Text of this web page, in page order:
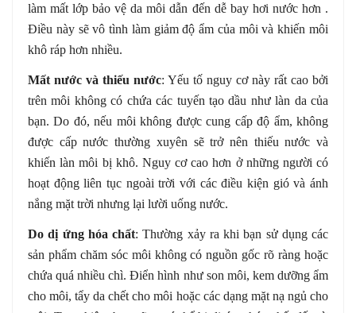
làm mất lớp bảo vệ da môi dẫn đến dễ bay hơi nước hơn .
Điều này sẽ vô tình làm giảm độ ẩm của môi và khiến môi
khô ráp hơn nhiều.
Mất nước và thiếu nước: Yếu tố nguy cơ này rất cao bởi
trên môi không có chứa các tuyến tạo dầu như làn da của
bạn. Do đó, nếu môi không được cung cấp độ ẩm, không
được cấp nước thường xuyên sẽ trở nên thiếu nước và
khiến làn môi bị khô. Nguy cơ cao hơn ở những người có
hoạt động liên tục ngoài trời với các điều kiện gió và ánh
nắng mặt trời nhưng lại lười uống nước.
Do dị ứng hóa chất: Thường xảy ra khi bạn sử dụng các
sản phẩm chăm sóc môi không có nguồn gốc rõ ràng hoặc
chứa quá nhiều chì. Điển hình như son môi, kem dưỡng ẩm
cho môi, tẩy da chết cho môi hoặc các dạng mặt nạ ngủ cho